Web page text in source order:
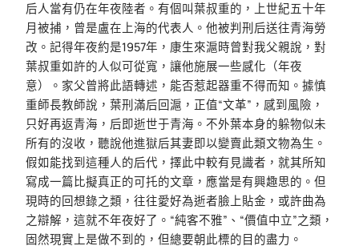
后人當有仍在年夜陸者。有個叫葉叔重的，上世紀五十年
月被捕，曾是盧在上海的代表人。他被判刑后送往青海勞
改。記得年夜約是1957年，康生來滬時曾對我父親說，對
葉叔重如許的人似可從寬，讓他施展一些感化（年夜
意）。家父曾將此語轉述，能否惹起器重不得而知。據慎
重師長教師說，葉刑滿后回滬，正值“文革”，感到風險，
只好再返青海，后即逝世于青海。不外葉本身的躲物似未
所有的沒收，聽說他進獄后其妻即以變賣此類文物為生。
假如能找到這種人的后代，擇此中較有見識者，就其所知
寫成一篇比擬真正的可托的文章，應當是有興趣思的。但
現時的回想錄之類，往往愛好為逝者臉上貼金，或許曲為
之辯解，這就不年夜好了。“純客不雅”、“價值中立”之類，
固然現實上是做不到的，但總要朝此標的目的盡力。